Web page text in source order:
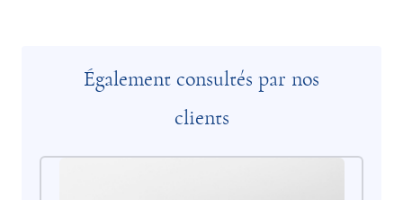
Également consultés par nos
clients